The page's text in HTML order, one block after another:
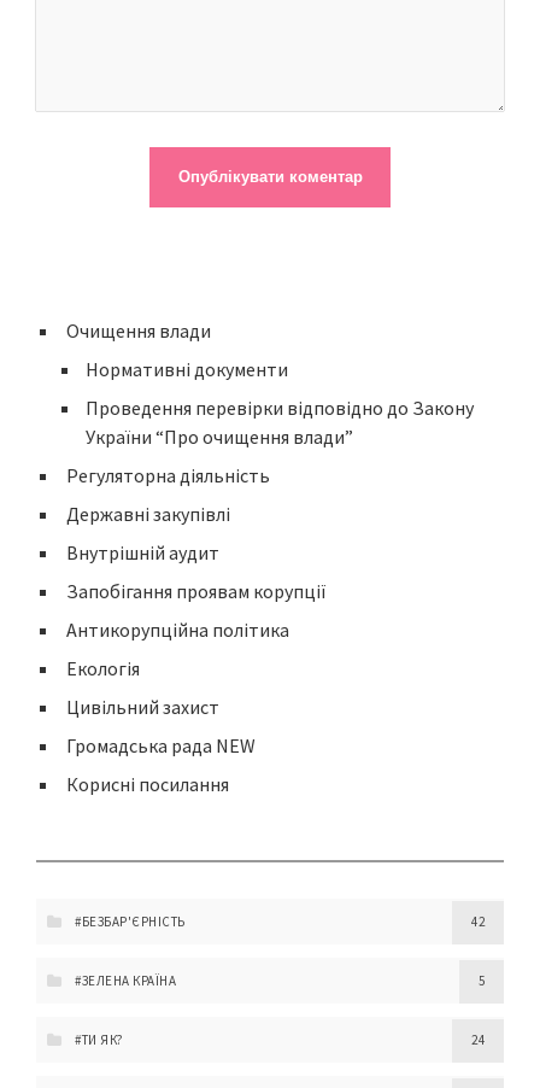
Очищення влади
Нормативні документи
Проведення перевірки відповідно до Закону
України “Про очищення влади”
Регуляторна діяльність
Державні закупівлі
Внутрішній аудит
Запобігання проявам корупції
Антикорупційна політика
Екологія
Цивільний захист
Громадська рада NEW
Корисні посилання
#БЕЗБАР'ЄРНІСТЬ 42
#ЗЕЛЕНА КРАЇНА 5
#ТИ ЯК? 24